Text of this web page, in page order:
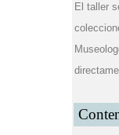
El taller